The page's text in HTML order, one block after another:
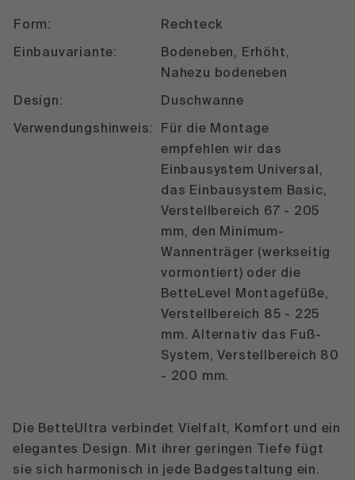
Form: Rechteck
Einbauvariante:
Bodeneben, Erhöht,
Nahezu bodeneben
Design: Duschwanne
Verwendungshinweis:
Für die Montage
empfehlen wir das
Einbausystem Universal,
das Einbausystem Basic,
Verstellbereich 67 - 205
mm, den Minimum-
Wannenträger (werkseitig
vormontiert) oder die
BetteLevel Montagefüße,
Verstellbereich 85 - 225
mm. Alternativ das Fuß-
System, Verstellbereich 80
- 200 mm.
Die BetteUltra verbindet Vielfalt, Komfort und ein
elegantes Design. Mit ihrer geringen Tiefe fügt
sie sich harmonisch in jede Badgestaltung ein.